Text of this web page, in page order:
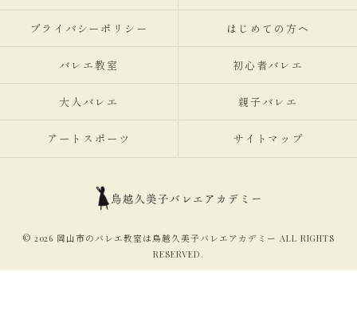
プライバシーポリシー はじめての方へ
バレエ教室 初心者バレエ
大人バレエ 親子バレエ
アートスポーツ サイトマップ
© 2026 岡山市のバレエ教室は鳥越久美子バレエアカデミー ALL RIGHTS
RESERVED.